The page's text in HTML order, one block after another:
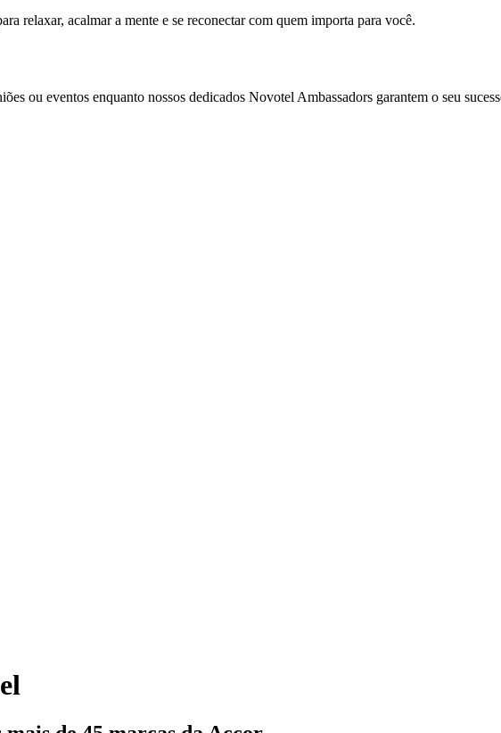
relaxar, acalmar a mente e se reconectar com quem importa para você.
ou eventos enquanto nossos dedicados Novotel Ambassadors garantem o seu